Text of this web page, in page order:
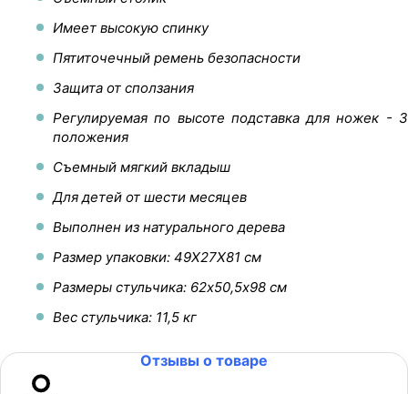
Имеет высокую спинку
Пятиточечный ремень безопасности
Защита от сползания
Регулируемая по высоте подставка для ножек - 3
положения
Съемный мягкий вкладыш
Для детей от шести месяцев
Выполнен из натурального дерева
Размер упаковки: 49X27X81 см
Размеры стульчика: 62х50,5х98 см
Вес стульчика: 11,5 кг
Отзывы о товаре